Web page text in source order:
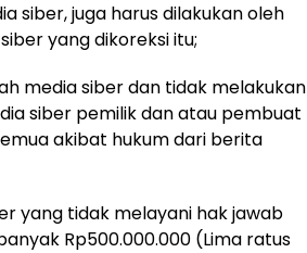
siber, juga harus dilakukan oleh
yang dikoreksi itu;
media siber dan tidak melakukan
siber pemilik dan atau pembuat
akibat hukum dari berita
yang tidak melayani hak jawab
Rp500.000.000 (Lima ratus